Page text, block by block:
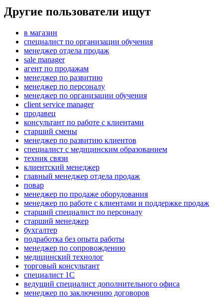
Другие пользователи ищут
в магазин
специалист по организации обучения
менеджер отдела продаж
sale manager
агент по продажам
менеджер по развитию
менеджер по персоналу
менеджер по организации обучения
client service manager
продавец
консультант по работе с клиентами
старший смены
менеджер по развитию клиентов
специалист с медицинским образованием
техник связи
клиентский менеджер
главный менеджер отдела продаж
повар
менеджер по продаже оборудования
менеджер по работе с клиентами и поддержке продаж
старший специалист по персоналу
старший менеджер
бухгалтер
подработка без опыта работы
менеджер по сопровождению
медицинский технолог
торговый консультант
специалист 1С
ведущий специалист дополнительного офиса
менеджер по заключению договоров